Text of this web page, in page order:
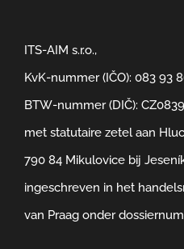
ITS-AIM s.r.o.,
KvK-nummer (IČO): 083 93
BTW-nummer (DIČ):
met statutaire zetel aan
790 84 Mikulovice bij
ingeschreven in het
van Praag onder